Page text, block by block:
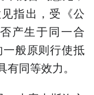
指出，受《公
产生于同一合
般原则行使抵
同等效力。